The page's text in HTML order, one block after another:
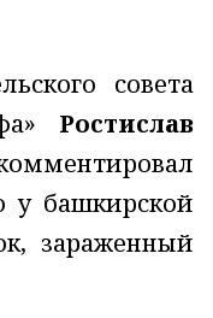
совета
Ростислав
у башкирской
зараженный